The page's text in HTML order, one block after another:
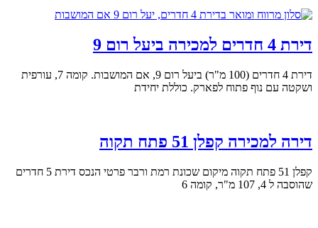
דירת 4 חדרים למכירה ביעל רום 9
דירת 4 חדרים (100 מ"ר) ביעל רום 9, אם המושבות. קומה 7, עורפית
ושקטה עם נוף פתוח לפארק. כוללת יחידת
דירה למכירה קפלן 51 פתח תקוה
קפלן 51 פתח תקוה מיקום שכונת רמת ורבר פרטי הנכס דירת 5 חדרים
שהוסבה ל 4, 107 מ"ר, קומה 6